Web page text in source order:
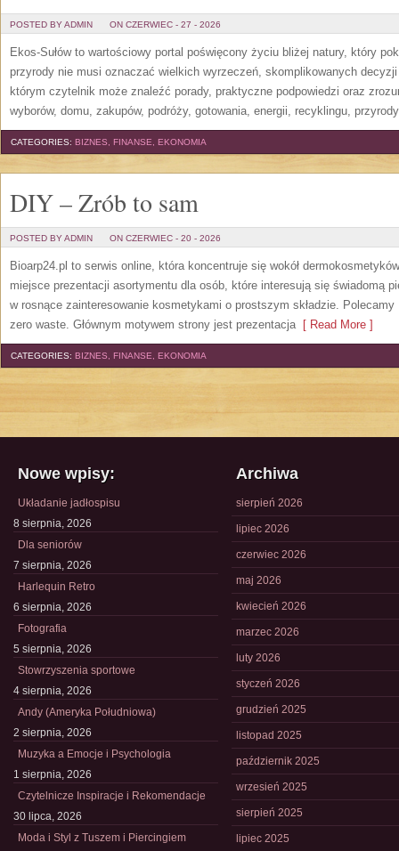
POSTED BY ADMIN ON CZERWIEC - 27 - 2026
Ekos-Sułów to wartościowy portal poświęcony życiu bliżej natury, który
przyrody nie musi oznaczać wielkich wyrzeczeń, skomplikowanych
którym czytelnik może znaleźć porady, praktyczne podpowiedzi oraz
wyborów, domu, zakupów, podróży, gotowania, energii, recyklingu,
CATEGORIES: BIZNES, FINANSE, EKONOMIA
DIY – Zrób to sam
POSTED BY ADMIN ON CZERWIEC - 20 - 2026
Bioarp24.pl to serwis online, która koncentruje się wokół
miejsce prezentacji asortymentu dla osób, które interesują się świadomą
w rosnące zainteresowanie kosmetykami o prostszym składzie. Polecamy
zero waste. Głównym motywem strony jest prezentacja[ Read More ]
CATEGORIES: BIZNES, FINANSE, EKONOMIA
Nowe wpisy:
Układanie jadłospisu
8 sierpnia, 2026
Dla seniorów
7 sierpnia, 2026
Harlequin Retro
6 sierpnia, 2026
Fotografia
5 sierpnia, 2026
Stowrzyszenia sportowe
4 sierpnia, 2026
Andy (Ameryka Południowa)
2 sierpnia, 2026
Muzyka a Emocje i Psychologia
1 sierpnia, 2026
Czytelnicze Inspiracje i Rekomendacje
30 lipca, 2026
Moda i Styl z Tuszem i Piercingiem
Archiwa
sierpień 2026
lipiec 2026
czerwiec 2026
maj 2026
kwiecień 2026
marzec 2026
luty 2026
styczeń 2026
grudzień 2025
listopad 2025
październik 2025
wrzesień 2025
sierpień 2025
lipiec 2025